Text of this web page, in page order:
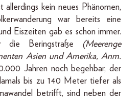
allerdings kein neues Phänomen,
war bereits eine
Eiszeiten gab es schon immer.
die Beringstraße (Meerenge
Asien und Amerika, Anm.
Jahren noch begehbar, der
bis zu 140 Meter tiefer als
betrifft, sind neben der